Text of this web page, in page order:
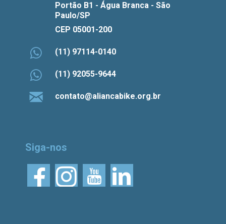
Portão B1 - Água Branca - São
Paulo/SP
CEP 05001-200
(11) 97114-0140
(11) 92055-9644
contato@aliancabike.org.br
Siga-nos